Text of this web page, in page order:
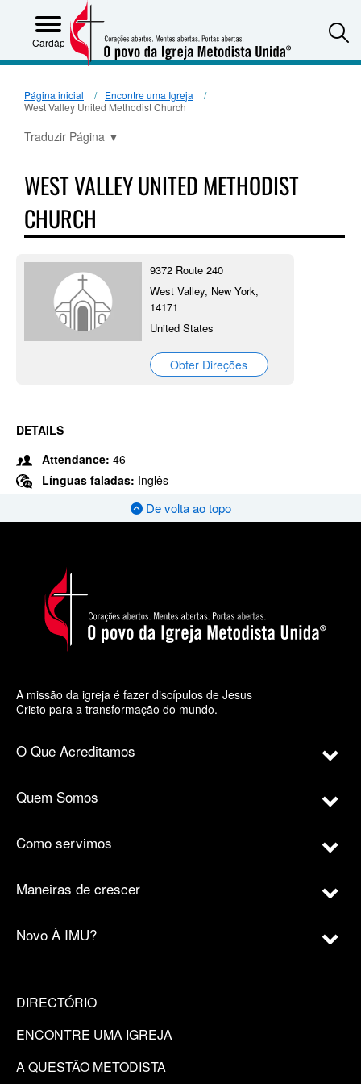
Cardápio
Página inicial
Encontre uma Igreja
West Valley United Methodist Church
Traduzir Página ▼
WEST VALLEY UNITED METHODIST
CHURCH
9372 Route 240
West Valley, New York,
14171
United States
Obter Direções
DETAILS
Attendance: 46
Línguas faladas: Inglês
De volta ao topo
A missão da igreja é fazer discípulos de Jesus
Cristo para a transformação do mundo.
O Que Acreditamos
Quem Somos
Como servimos
Maneiras de crescer
Novo À IMU?
DIRECTÓRIO
ENCONTRE UMA IGREJA
A QUESTÃO METODISTA